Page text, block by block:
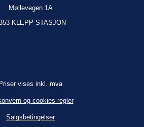
Møllevegen 1A
KLEPP STASJON
Priser vises inkl. mva
og cookies regler
Salgsbetingelser